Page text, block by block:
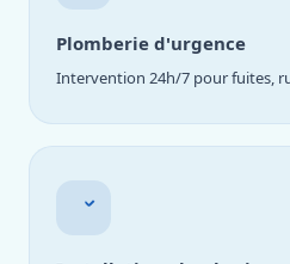
Plomberie d'urgence
Intervention 24h/7 pour fuites,